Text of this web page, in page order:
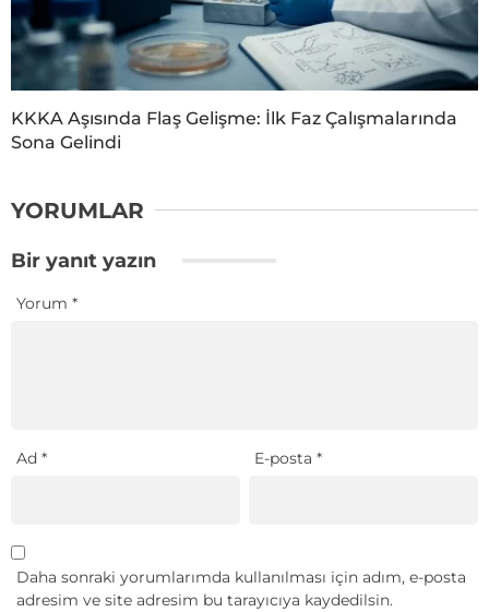
KKKA Aşısında Flaş Gelişme: İlk Faz Çalışmalarında
Sona Gelindi
YORUMLAR
Bir yanıt yazın
Yorum *
Ad * E-posta*
Daha sonraki yorumlarımda kullanılması için adım, e-posta
adresim ve site adresim bu tarayıcıya kaydedilsin.